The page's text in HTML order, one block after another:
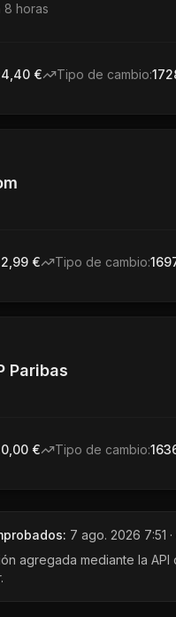
8 horas
4,40 € Tipo de cambio:
2,99 € Tipo de cambio:
Paribas
0,00 € Tipo de cambio:
7 ago. 2026 7:51
agregada mediante la